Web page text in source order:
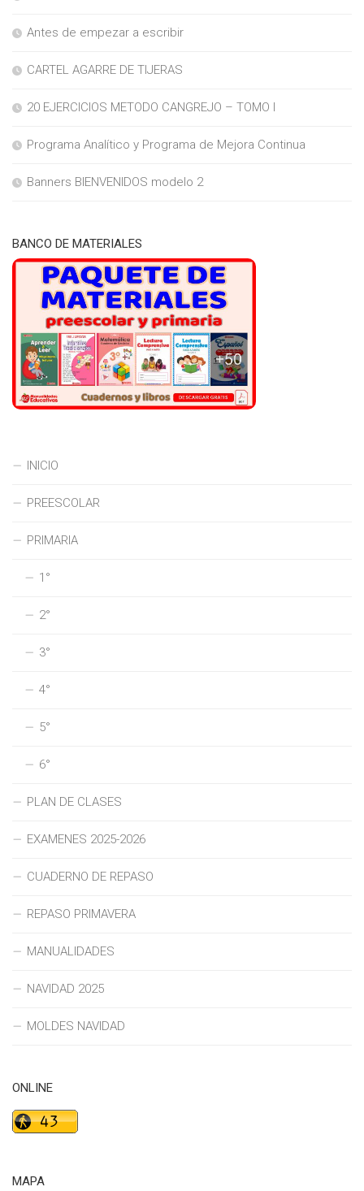
Antes de empezar a escribir
CARTEL AGARRE DE TIJERAS
20 EJERCICIOS METODO CANGREJO – TOMO I
Programa Analítico y Programa de Mejora Continua
Banners BIENVENIDOS modelo 2
BANCO DE MATERIALES
INICIO
PREESCOLAR
PRIMARIA
1°
2°
3°
4°
5°
6°
PLAN DE CLASES
EXAMENES 2025-2026
CUADERNO DE REPASO
REPASO PRIMAVERA
MANUALIDADES
NAVIDAD 2025
MOLDES NAVIDAD
ONLINE
MAPA